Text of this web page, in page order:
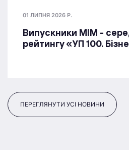
01 ЛИПНЯ 2026 Р.
Випускники МІМ -
рейтингу «УП 100.
ПЕРЕГЛЯНУТИ УСІ НОВИНИ